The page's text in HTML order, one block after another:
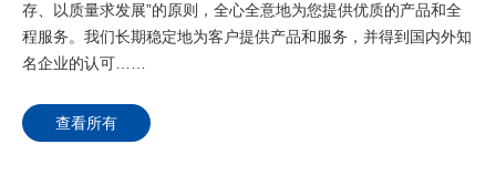
存、以质量求发展”的原则，全心全意地为您提供优质的产品和全
程服务。我们长期稳定地为客户提供产品和服务，并得到国内外知
名企业的认可……
查看所有